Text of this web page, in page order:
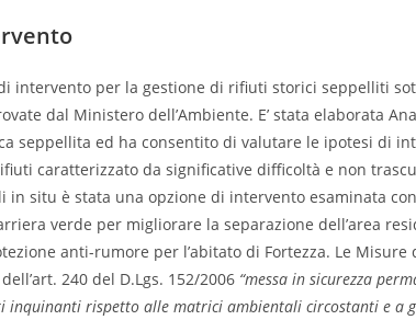
intervento per la gestione di rifiuti storici seppelliti
dal Ministero dell’Ambiente. E’ stata elaborata
seppellita ed ha consentito di valutare le ipotesi di
caratterizzato da significative difficoltà e non
situ è stata una opzione di intervento esaminata
verde per migliorare la separazione dell’area
anti-rumore per l’abitato di Fortezza. Le Misure
240 del D.Lgs. 152/2006 “messa in sicurezza
inquinanti rispetto alle matrici ambientali circostanti e a